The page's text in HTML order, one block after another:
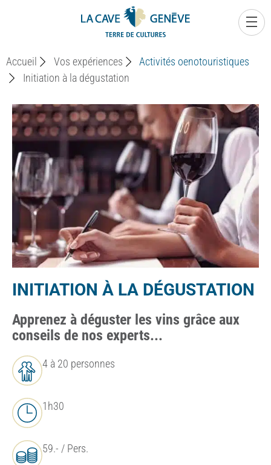
Accueil Vos expériences
Activités oenotouristiques
Initiation à la dégustation
INITIATION À LA DÉGUSTATION
Apprenez à déguster les vins grâce aux
conseils de nos experts...
4 à 20 personnes
1h30
59.- / Pers.